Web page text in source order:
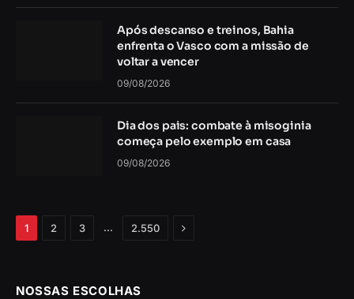
Após descanso e treinos, Bahia
enfrenta o Vasco com a missão de
voltar a vencer
09/08/2026
Dia dos pais: combate à misoginia
começa pelo exemplo em casa
09/08/2026
1 2 3 … 2.550 Próximo
NOSSAS ESCOLHAS